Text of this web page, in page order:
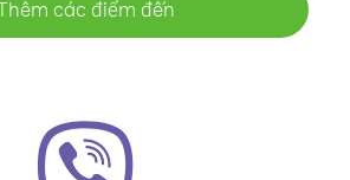
các điểm đến